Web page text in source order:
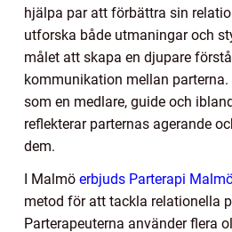
hjälpa par att förbättra sin
utforska både utmaningar och
målet att skapa en djupare
kommunikation mellan
som en medlare, guide och
reflekterar parternas agerande
dem.
I Malmö erbjuds Parterapi
metod för att tackla relationella
Parterapeuterna använder flera